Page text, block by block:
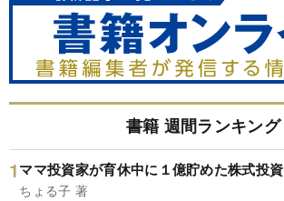
書籍 週間ランキング
ママ投資家が育休中に１億貯めた株式投資
ちょる子 著